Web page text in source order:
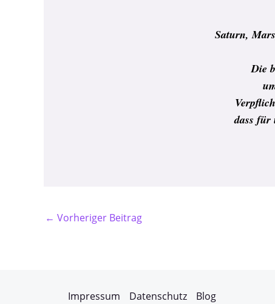
Saturn,
Die
dass für
← Vorheriger Beitrag
Impressum Datenschutz Blog